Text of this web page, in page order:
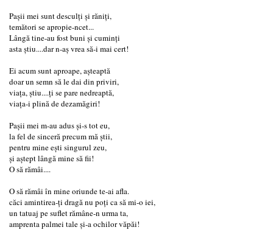
Pașii mei sunt desculți și răniți,
temători se apropie-ncet...
Lângă tine-au fost buni și cuminți
asta știu....dar n-aș vrea să-i mai cert!
Ei acum sunt aproape, așteaptă
doar un semn să le dai din priviri,
viața, știu....ți se pare nedreaptă,
viața-i plină de dezamăgiri!
Pașii mei m-au adus și-s tot eu,
la fel de sinceră precum mă știi,
pentru mine ești singurul zeu,
și aștept lângă mine să fii!
O să rămâi....
O să rămâi în mine oriunde te-ai afla.
căci amintirea-ți dragă nu poți ca să mi-o iei,
un tatuaj pe suflet rămâne-n urma ta,
amprenta palmei tale și-a ochilor văpăi!